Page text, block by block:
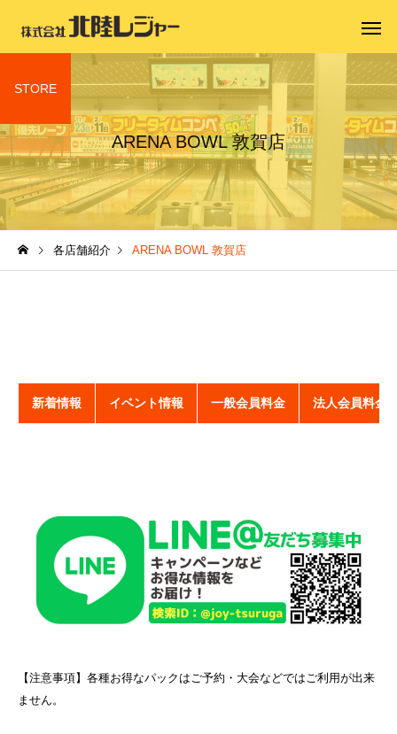
ARENA BOWL 敦賀店
STORE
各店舗紹介 ARENA BOWL 敦賀店
新着情報 イベント情報 一般会員料金 法人会員料金
【注意事項】 各種お得なパックはご予約・大会などではご利用が出来
ません。